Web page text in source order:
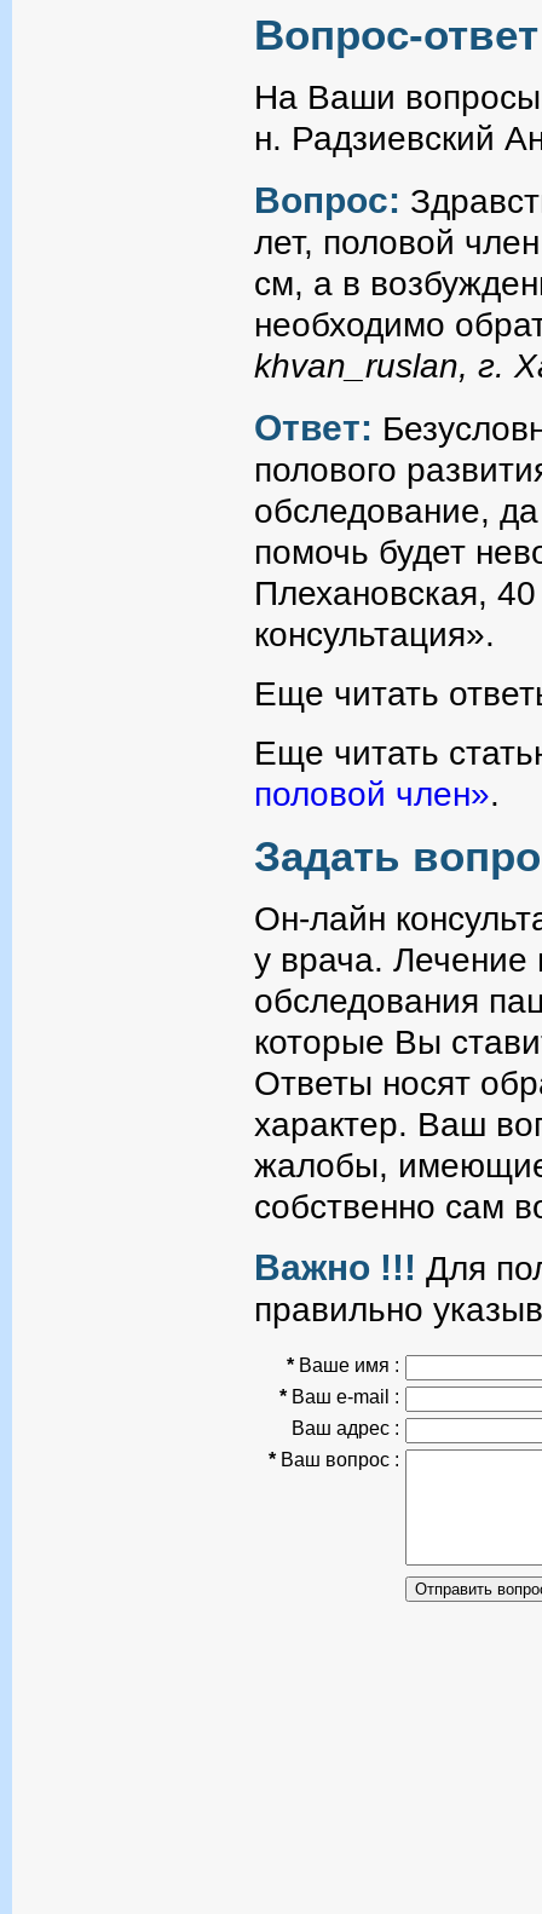
Вопрос-
На Ваши вопросы
н. Радзиевский
Вопрос:
лет, половой
см, а в
необходимо
khvan_ruslan, г.
Ответ:
полового
обследование,
помочь будет
Плехановская,
консультация».
Еще читать
Еще читать
половой член».
Задать
Он-лайн
у врача. Лечение
обследования
которые Вы
Ответы носят
характер. Ваш
жалобы,
собственно сам
Важно !!! Для
правильно
* Ваше имя :
* Ваш e-mail :
Ваш адрес :
* Ваш вопрос :